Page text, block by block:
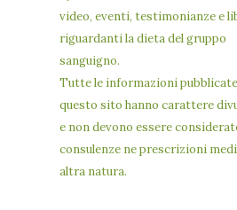
video, eventi, testimonianze e
riguardanti la dieta del gruppo
sanguigno.
Tutte le informazioni
questo sito hanno carattere
e non devono essere
consulenze ne prescrizioni
altra natura.